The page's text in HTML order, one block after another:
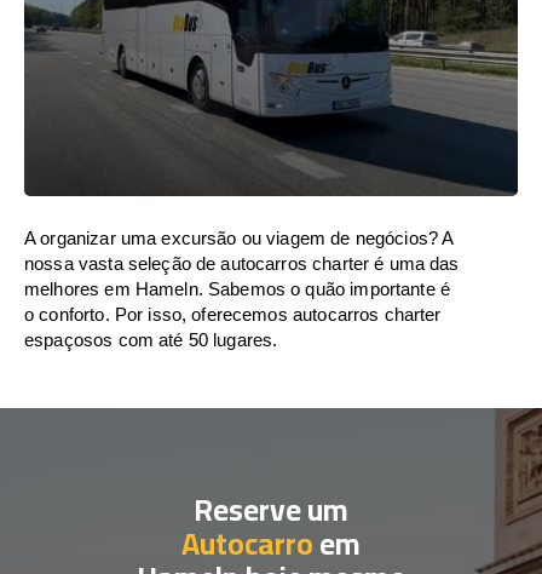
A organizar uma excursão ou viagem de negócios? A
nossa vasta seleção de autocarros charter é uma das
melhores em Hameln. Sabemos o quão importante é
o conforto. Por isso, oferecemos autocarros charter
espaçosos com até 50 lugares.
Reserve um
Autocarroem